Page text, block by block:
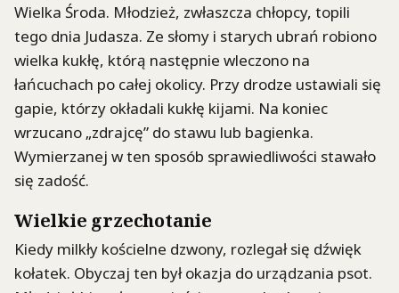
Wielka Środa. Młodzież, zwłaszcza chłopcy, topili
tego dnia Judasza. Ze słomy i starych ubrań robiono
wielka kukłę, którą następnie wleczono na
łańcuchach po całej okolicy. Przy drodze ustawiali się
gapie, którzy okładali kukłę kijami. Na koniec
wrzucano „zdrajcę” do stawu lub bagienka.
Wymierzanej w ten sposób sprawiedliwości stawało
się zadość.
Wielkie grzechotanie
Kiedy milkły kościelne dzwony, rozlegał się dźwięk
kołatek. Obyczaj ten był okazja do urządzania psot.